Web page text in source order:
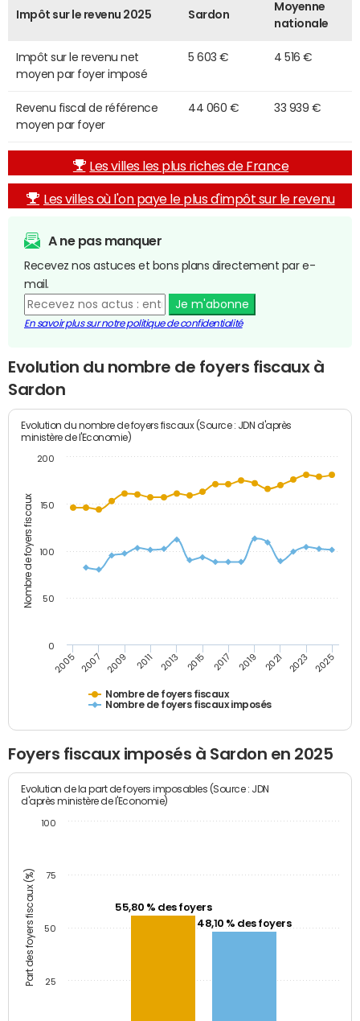
Impôt sur le revenu 2025 Sardon
Moyenne
nationale
Impôt sur le revenu net
moyen par foyer imposé
5 603 € 4 516 €
Revenu fiscal de référence
moyen par foyer
44 060 € 33 939 €
Les villes les plus riches de France
Les villes où l'on paye le plus d'impôt sur le revenu
A ne pas manquer
Recevez nos astuces et bons plans directement par e-
mail.
Je m'abonne
En savoir plus sur notre politique de confidentialité
Evolution du nombre de foyers fiscaux à
Sardon
Nombre de foyers fiscaux
Evolution du nombre de foyers fiscaux (Source : JDN d'après
ministère de l'Economie)
Nombre de foyers fiscaux
Nombre de foyers fiscaux imposés
2005 2007 2009 2011 2013 2015 2017 2019 2021 2023 2025
0
50
100
150
200
Foyers fiscaux imposés à Sardon en 2025
Part des foyers fiscaux (%)
Evolution de la part de foyers imposables (Source : JDN
d'après ministère de l'Economie)
55,80 % des foyers
48,10 % des foyers
25
50
75
100